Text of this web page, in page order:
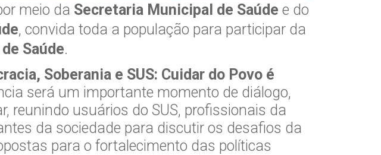
meio da Secretaria Municipal de Saúde e do
, convida toda a população para participar da
Saúde.
Soberania e SUS: Cuidar do Povo é
será um importante momento de diálogo,
reunindo usuários do SUS, profissionais da
da sociedade para discutir os desafios da
para o fortalecimento das políticas